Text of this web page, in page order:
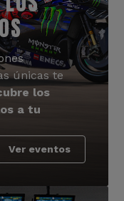
únicas te
los
a tu
Ver eventos